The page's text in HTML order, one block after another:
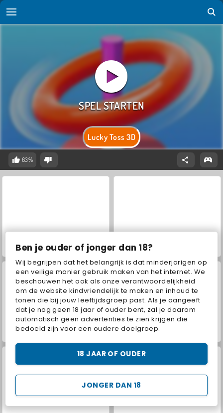
Ben je ouder of jonger dan 18?
Wij begrijpen dat het belangrijk is dat minderjarigen op
een veilige manier gebruik maken van het internet. We
beschouwen het ook als onze verantwoordelijkheid
om de website kindvriendelijk te maken en inhoud te
tonen die bij jouw leeftijdsgroep past. Als je aangeeft
dat je nog geen 18 jaar of ouder bent, zal je daarom
automatisch geen advertenties te zien krijgen die
bedoeld zijn voor een oudere doelgroep.
JONGER DAN 18
18 JAAR OF OUDER
Lucky Toss 3D
63%
VegaMix Da Vinci Puzzles World War 2 Shooter
Hidden Object: Street of Secrets Farm Merge Valley